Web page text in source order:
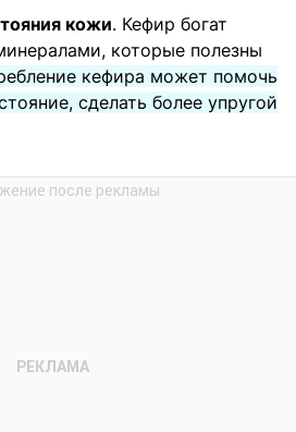
кожи. Кефир богат
которые полезны
кефира может помочь
сделать более упругой